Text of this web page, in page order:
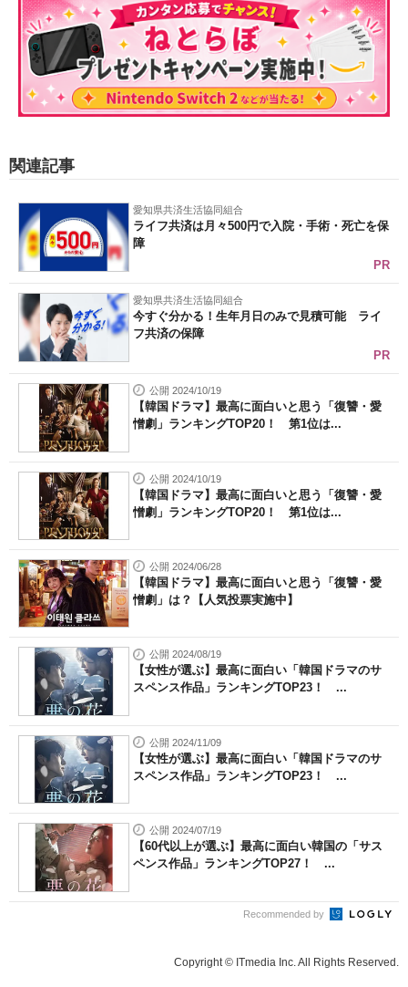
関連記事
愛知県共済生活協同組合
ライフ共済は月々500円で入院・手術・死亡を保
障
PR
愛知県共済生活協同組合
今すぐ分かる！生年月日のみで見積可能 ライ
フ共済の保障
PR
公開 2024/10/19
【韓国ドラマ】最高に面白いと思う「復讐・愛
憎劇」ランキングTOP20！ 第1位は...
公開 2024/10/19
【韓国ドラマ】最高に面白いと思う「復讐・愛
憎劇」ランキングTOP20！ 第1位は...
公開 2024/06/28
【韓国ドラマ】最高に面白いと思う「復讐・愛
憎劇」は？【人気投票実施中】
公開 2024/08/19
【女性が選ぶ】最高に面白い「韓国ドラマのサ
スペンス作品」ランキングTOP23！ ...
公開 2024/11/09
【女性が選ぶ】最高に面白い「韓国ドラマのサ
スペンス作品」ランキングTOP23！ ...
公開 2024/07/19
【60代以上が選ぶ】最高に面白い韓国の「サス
ペンス作品」ランキングTOP27！ ...
Recommended by
Copyright © ITmedia Inc. All Rights Reserved.